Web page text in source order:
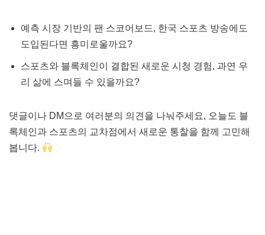
예측 시장 기반의 팬 스코어보드, 한국 스포츠 방송에도
도입된다면 흥미로울까요?
스포츠와 블록체인이 결합된 새로운 시청 경험, 과연 우
리 삶에 스며들 수 있을까요?
댓글이나 DM으로 여러분의 의견을 나눠주세요, 오늘도 블
록체인과 스포츠의 교차점에서 새로운 통찰을 함께 고민해
봅니다.